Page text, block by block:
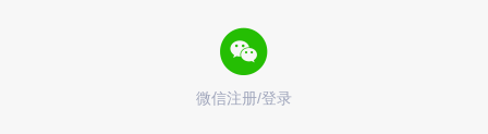
微信注册/登录